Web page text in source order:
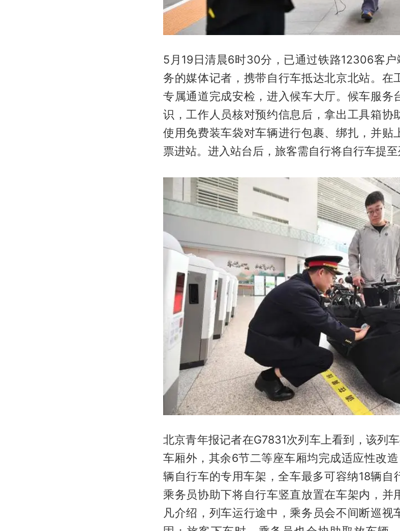
5月19日清晨6时30分，已通过铁路12306客户
务的媒体记者，携带自行车抵达北京北站。在
专属通道完成安检，进入候车大厅。候车服务
识，工作人员核对预约信息后，拿出工具箱协
使用免费装车袋对车辆进行包裹、绑扎，并贴
票进站。进入站台后，旅客需自行将自行车提至
北京青年报记者在G7831次列车上看到，该列
车厢外，其余6节二等座车厢均完成适应性改
辆自行车的专用车架，全车最多可容纳18辆自
乘务员协助下将自行车竖直放置在车架内，并
凡介绍，列车运行途中，乘务员会不间断巡视